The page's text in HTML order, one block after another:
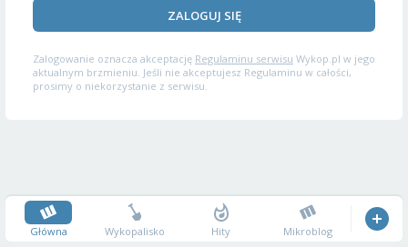
ZALOGUJ SIĘ
Zalogowanie oznacza akceptację Regulaminu serwisu Wykop.pl w jego
aktualnym brzmieniu. Jeśli nie akceptujesz Regulaminu w całości,
prosimy o niekorzystanie z serwisu.
Główna Wykopalisko Hity Mikroblog